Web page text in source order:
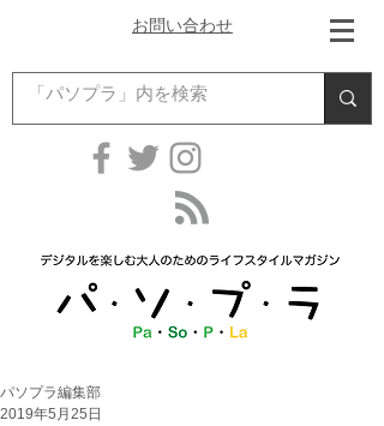
お問い合わせ
パソプラ編集部
2019年5月25日